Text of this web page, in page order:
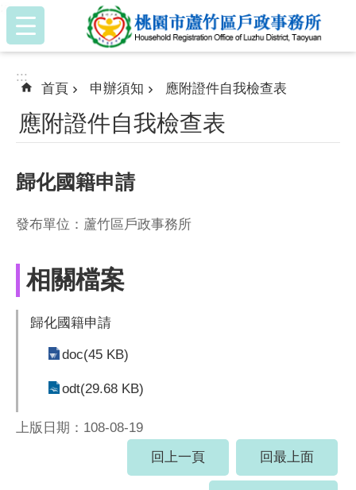
跳到主要內容區塊
:::
:::
首頁 申辦須知 應附證件自我檢查表
應附證件自我檢查表
歸化國籍申請
發布單位：蘆竹區戶政事務所
相關檔案
歸化國籍申請
doc(45 KB)
odt(29.68 KB)
上版日期：108-08-19
回上一頁
回最上面